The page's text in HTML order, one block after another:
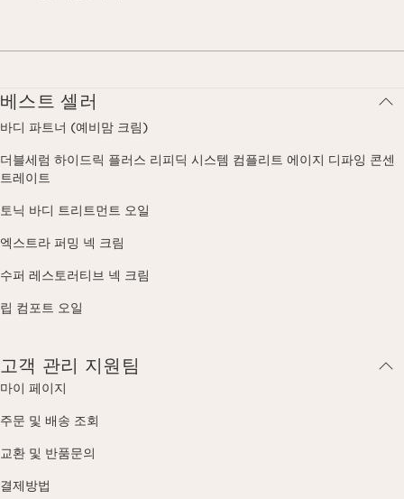
베스트 셀러
바디 파트너 (예비맘 크림)
더블세럼 하이드릭 플러스 리피딕 시스템 컴플리트 에이지 디파잉 콘센
트레이트
토닉 바디 트리트먼트 오일
엑스트라 퍼밍 넥 크림
수퍼 레스토러티브 넥 크림
립 컴포트 오일
고객 관리 지원팀
마이 페이지
주문 및 배송 조회
교환 및 반품문의
결제방법